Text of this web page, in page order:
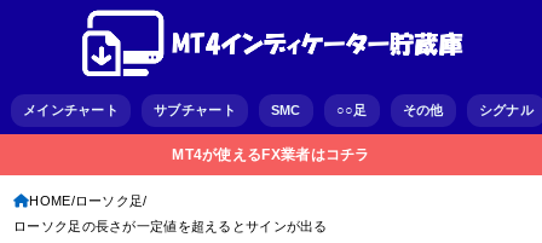
メインチャート サブチャート SMC ○○足 その他 シグナル
MT4が使えるFX業者はコチラ
HOME ローソク足
ローソク足の長さが一定値を超えるとサインが出る